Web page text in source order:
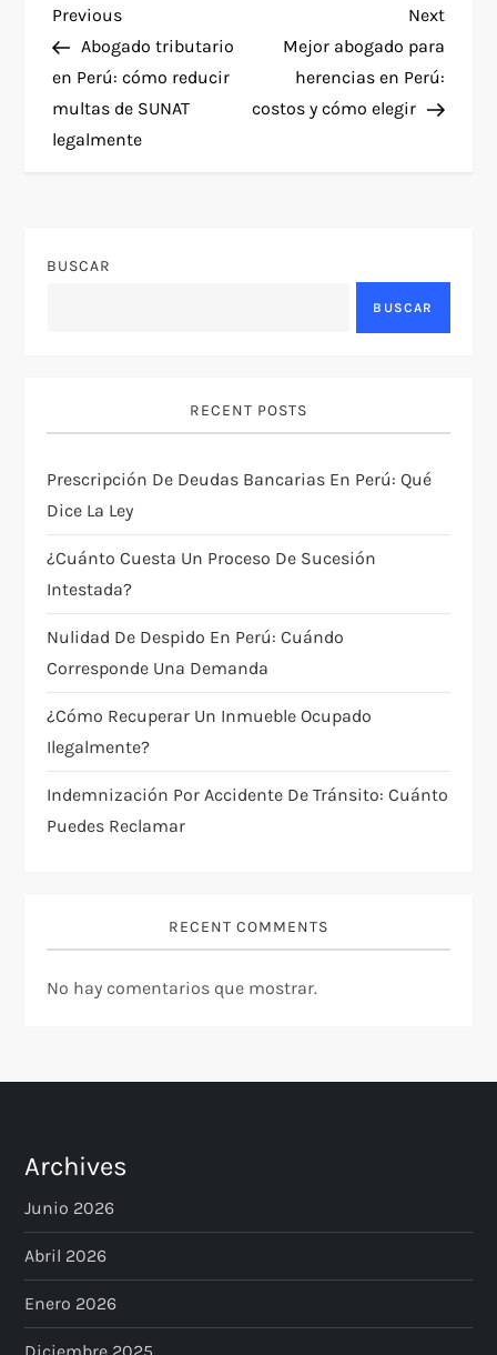
N
a
v
a
ó
n
d
e
e
n
t
r
a
Previous
Post
Previous
Abogado tributario
en Perú: cómo reducir
multas de SUNAT
legalmente
Next
Post
Next
Mejor abogado para
herencias en Perú:
costos y cómo elegir
BUSCAR
BUSCAR
RECENT POSTS
Prescripción De Deudas Bancarias En Perú: Qué
Dice La Ley
¿Cuánto Cuesta Un Proceso De Sucesión
Intestada?
Nulidad De Despido En Perú: Cuándo
Corresponde Una Demanda
¿Cómo Recuperar Un Inmueble Ocupado
Ilegalmente?
Indemnización Por Accidente De Tránsito: Cuánto
Puedes Reclamar
RECENT COMMENTS
No hay comentarios que mostrar.
Archives
Junio 2026
Abril 2026
Enero 2026
Diciembre 2025